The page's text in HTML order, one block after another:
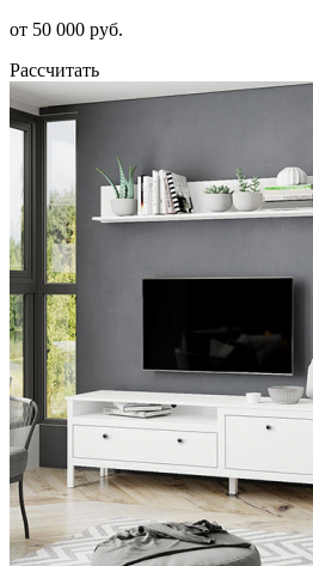
от 50 000 руб.
Рассчитать